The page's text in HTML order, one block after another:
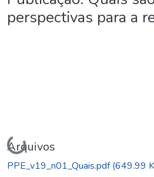
perspectivas para a
Carregando...
Arquivos
PPE_v19_n01_Quais.pdf(649.99